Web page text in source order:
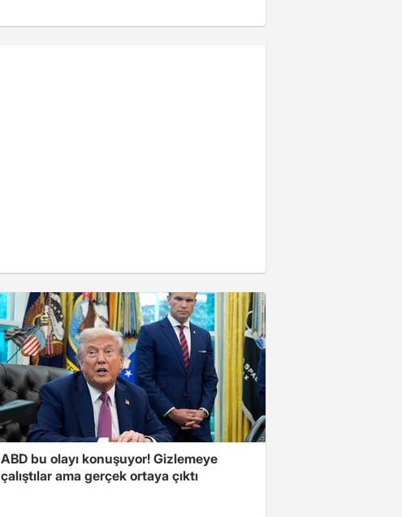
ABD bu olayı konuşuyor! Gizlemeye
çalıştılar ama gerçek ortaya çıktı